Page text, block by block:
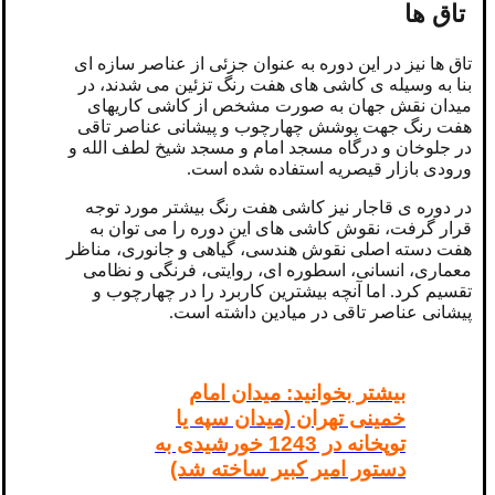
تاق ها
تاق ها نیز در این دوره به عنوان جزئی از عناصر سازه ای
بنا به وسیله ی کاشی های هفت رنگ تزئین می شدند، در
میدان نقش جهان به صورت مشخص از کاشی کاریهای
هفت رنگ جهت پوشش چهارچوب و پیشانی عناصر تاقی
در جلوخان و درگاه مسجد امام و مسجد شیخ لطف الله و
ورودی بازار قیصریه استفاده شده است.
در دوره ی قاجار نیز کاشی هفت رنگ بیشتر مورد توجه
قرار گرفت، نقوش کاشی های این دوره را می توان به
هفت دسته اصلی نقوش هندسی، گیاهی و جانوری، مناظر
معماری، انسانی، اسطوره ای، روایتی، فرنگی و نظامی
تقسیم کرد. اما آنچه بیشترین کاربرد را در چهارچوب و
پیشانی عناصر تاقی در میادین داشته است.
بیشتر بخوانید: میدان امام
خمینی تهران (میدان سپه یا
توپخانه در 1243 خورشیدی به
دستور امیر کبیر ساخته شد)